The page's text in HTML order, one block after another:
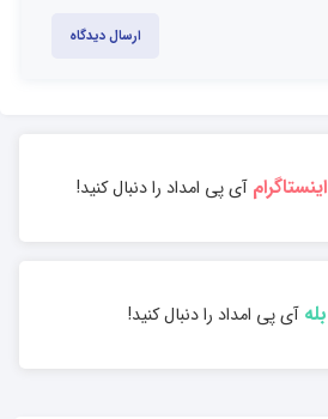
ارسال دیدگاه
اینستاگرامآی پی امداد را دنبال کنید!
بلهآی پی امداد را دنبال کنید!